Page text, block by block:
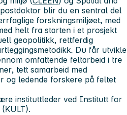
blir du en sentral del
forskningsmiljøet, med
helt fra starten i et prosjekt
geopolitikk, rettferdig
Du får utvikle
omfattende feltarbeid i tre
tett samarbeid med
og ledende forskere på feltet
instituttleder ved Institutt for